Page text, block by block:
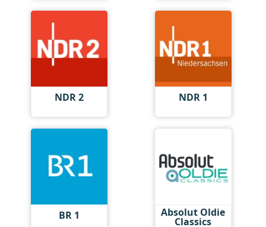
NDR 2 NDR 1
BR 1 Absolut Oldie
Classics